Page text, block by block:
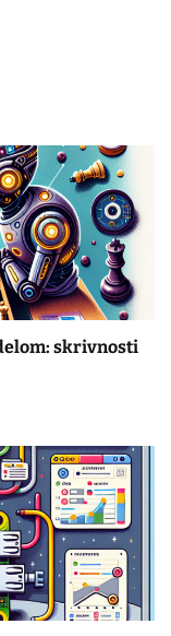
skrivnosti